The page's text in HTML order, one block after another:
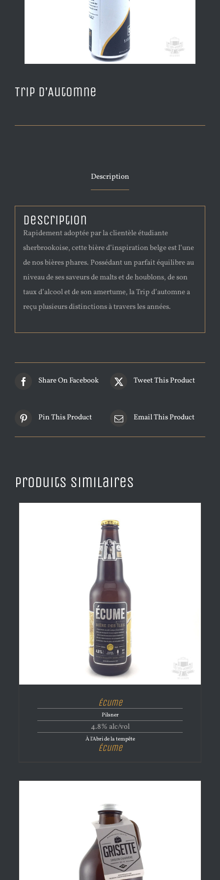
Trip d’Automne
Description
Description
Rapidement adoptée par la clientèle étudiante
sherbrookoise, cette bière d’inspiration belge est l’une
de nos bières phares. Possédant un parfait équilibre au
niveau de ses saveurs de malts et de houblons, de son
taux d’alcool et de son amertume, la Trip d’automne a
reçu plusieurs distinctions à travers les années.
Share On Facebook Tweet This Product
Pin This Product Email This Product
Produits similaires
Écume
Pilsner
4.8% alc/vol
À l'Abri de la tempête
Écume